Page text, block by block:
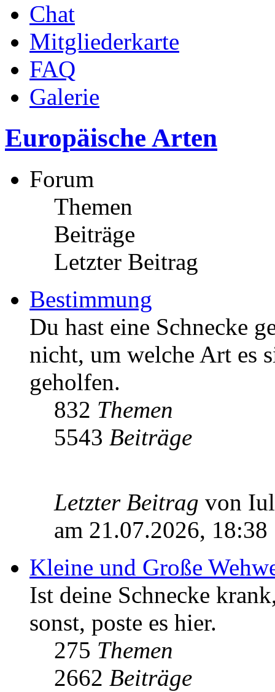
Chat
Mitgliederkarte
FAQ
Galerie
Europäische Arten
Forum
Themen
Beiträge
Letzter Beitrag
Bestimmung
Du hast eine Schnecke
nicht, um welche Art es
geholfen.
832 Themen
5543 Beiträge
Letzter Beitrag von
am 21.07.2026, 18:38
Kleine und Große
Ist deine Schnecke
sonst, poste es hier.
275 Themen
2662 Beiträge